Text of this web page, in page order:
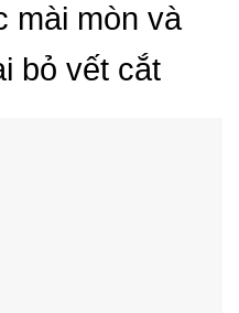
mài mòn và
bỏ vết cắt